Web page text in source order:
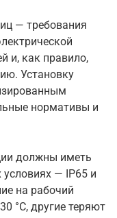
— требования
и, как правило,
Установку
нормативы и
должны иметь
— IP65 и
на рабочий
°C, другие теряют